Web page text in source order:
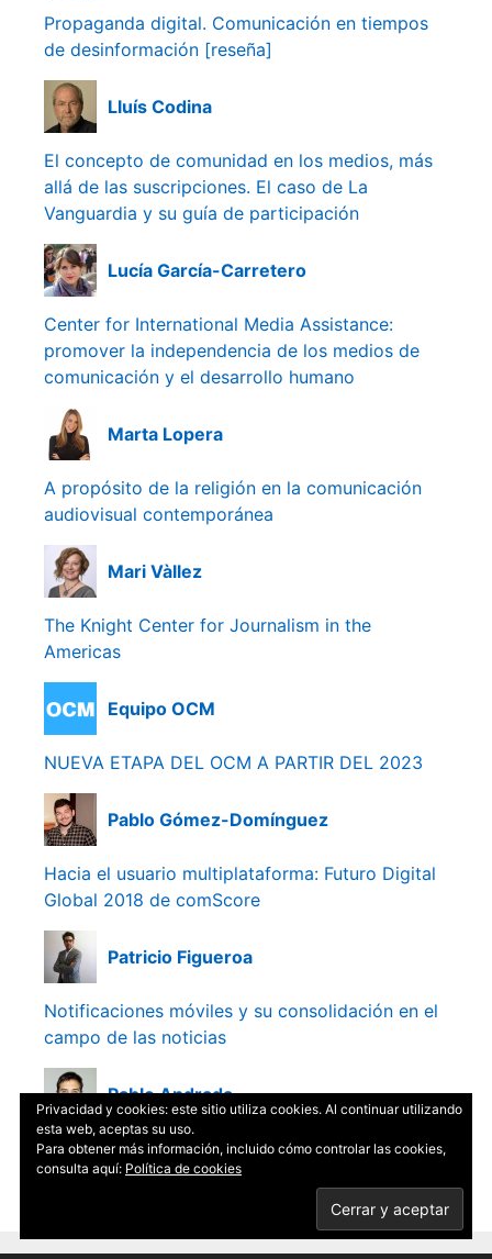
Propaganda digital. Comunicación en tiempos
de desinformación [reseña]
Lluís Codina
El concepto de comunidad en los medios, más
allá de las suscripciones. El caso de La
Vanguardia y su guía de participación
Lucía García-Carretero
Center for International Media Assistance:
promover la independencia de los medios de
comunicación y el desarrollo humano
Marta Lopera
A propósito de la religión en la comunicación
audiovisual contemporánea
Mari Vàllez
The Knight Center for Journalism in the
Americas
Equipo OCM
NUEVA ETAPA DEL OCM A PARTIR DEL 2023
Pablo Gómez-Domínguez
Hacia el usuario multiplataforma: Futuro Digital
Global 2018 de comScore
Patricio Figueroa
Notificaciones móviles y su consolidación en el
campo de las noticias
Pablo Andrada
Alfabetización transmedia: ¿cómo investigar la
educación mediática? [Congreso]
Privacidad y cookies: este sitio utiliza cookies. Al continuar utilizando
esta web, aceptas su uso.
Para obtener más información, incluido cómo controlar las cookies,
consulta aquí: Política de cookies